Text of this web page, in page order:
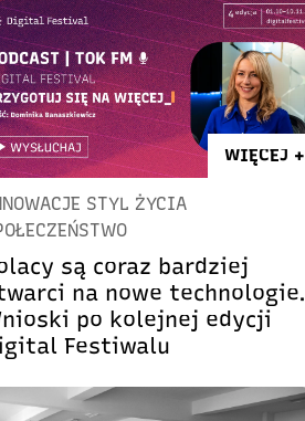
WIĘCEJ +
STYL ŻYCIA
są coraz bardziej
na nowe technologie.
po kolejnej edycji
Festiwalu